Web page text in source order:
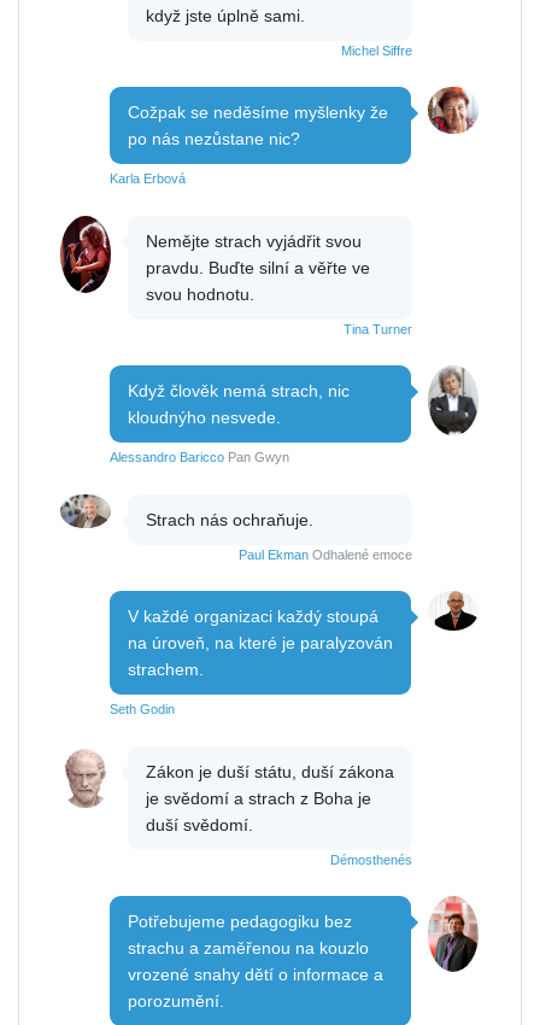
když jste úplně sami.
Michel Siffre
Cožpak se neděsíme myšlenky že
po nás nezůstane nic?
Karla Erbová
Nemějte strach vyjádřit svou
pravdu. Buďte silní a věřte ve
svou hodnotu.
Tina Turner
Když člověk nemá strach, nic
kloudnýho nesvede.
Alessandro Baricco Pan Gwyn
Strach nás ochraňuje.
Paul Ekman Odhalené emoce
V každé organizaci každý stoupá
na úroveň, na které je paralyzován
strachem.
Seth Godin
Zákon je duší státu, duší zákona
je svědomí a strach z Boha je
duší svědomí.
Démosthenés
Potřebujeme pedagogiku bez
strachu a zaměřenou na kouzlo
vrozené snahy dětí o informace a
porozumění.